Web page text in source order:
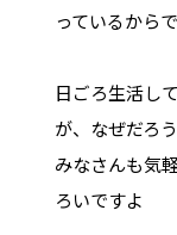
っているからで
日ごろ生活し
が、なぜだろ
みなさんも気
ろいですよ